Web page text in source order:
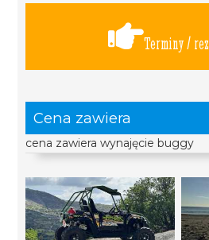
Terminy /
Cena zawiera
cena zawiera wynajęcie buggy